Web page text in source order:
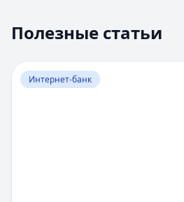
Полезные статьи
Перейти к статье: Оценка
Интернет-банк